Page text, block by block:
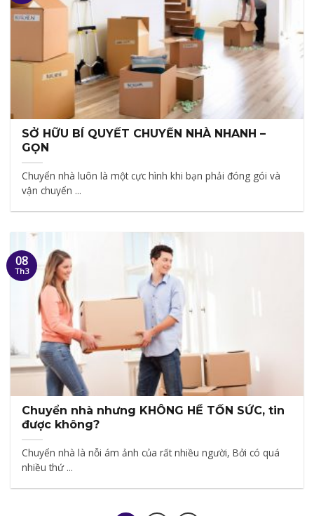
SỞ HỮU BÍ QUYẾT CHUYỂN NHÀ NHANH –
GỌN
Chuyển nhà luôn là một cực hình khi bạn phải đóng gói và
vận chuyển ...
Chuyển nhà nhưng KHÔNG HỀ TỐN SỨC, tin
được không?
Chuyển nhà là nỗi ám ảnh của rất nhiều người, Bởi có quá
nhiều thứ ...
08
Th3